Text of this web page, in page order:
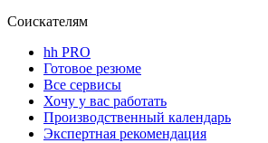
Соискателям
hh PRO
Готовое резюме
Все сервисы
Хочу у вас работать
Производственный календарь
Экспертная рекомендация